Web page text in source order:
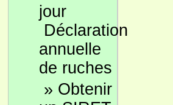
Déclaration
annuelle
de ruches
» Obtenir